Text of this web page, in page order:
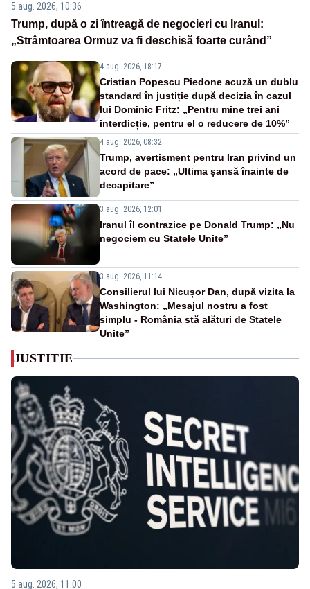
5 aug. 2026, 10:36
Trump, după o zi întreagă de negocieri cu Iranul:
„Strâmtoarea Ormuz va fi deschisă foarte curând”
4 aug. 2026, 18:17
Cristian Popescu Piedone acuză un dublu
standard în justiție după decizia în cazul
lui Dominic Fritz: „Pentru mine trei ani
interdicție, pentru el o reducere de 10%”
4 aug. 2026, 08:32
Trump, avertisment pentru Iran privind un
acord de pace: „Ultima șansă înainte de
decapitare”
3 aug. 2026, 12:01
Iranul îl contrazice pe Donald Trump: „Nu
negociem cu Statele Unite”
3 aug. 2026, 11:14
Consilierul lui Nicușor Dan, după vizita la
Washington: „Mesajul nostru a fost
simplu - România stă alături de Statele
Unite”
JUSTITIE
5 aug. 2026, 11:00